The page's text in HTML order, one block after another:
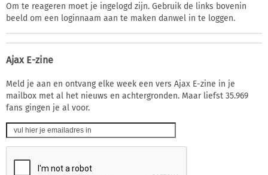
Om te reageren moet je ingelogd zijn. Gebruik de links bovenin
beeld om een loginnaam aan te maken danwel in te loggen.
Ajax E-zine
Meld je aan en ontvang elke week een vers Ajax E-zine in je
mailbox met al het nieuws en achtergronden. Maar liefst 35.969
fans gingen je al voor.